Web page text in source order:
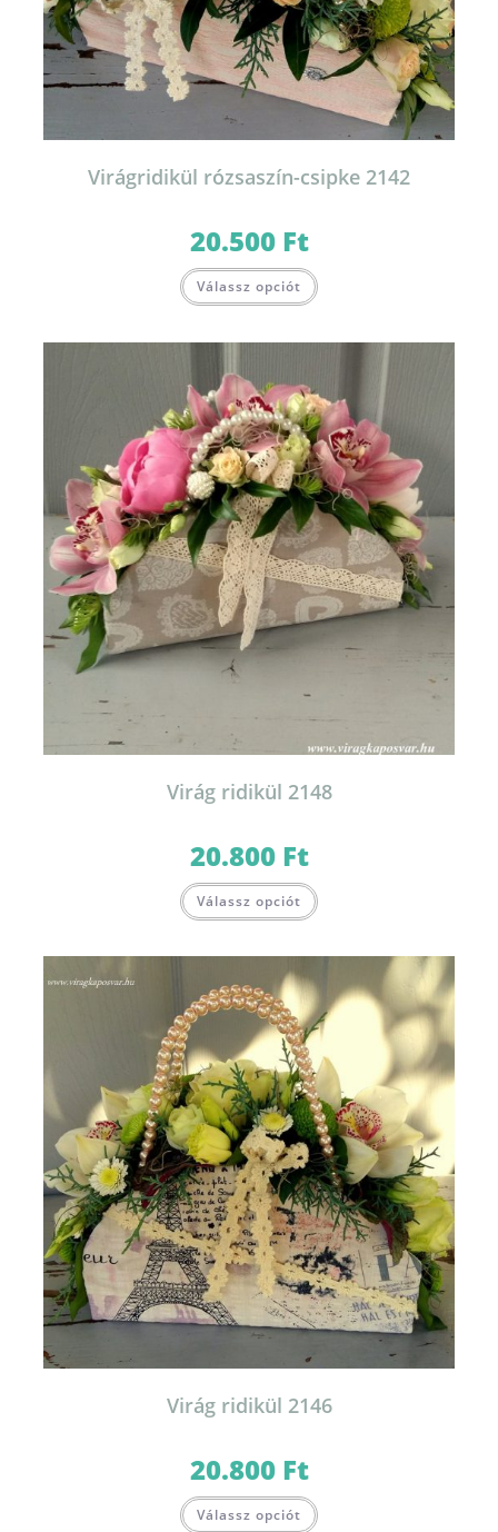
Virágridikül rózsaszín-csipke 2142
20.500 Ft
Válassz opciót
Virág ridikül 2148
20.800 Ft
Válassz opciót
Virág ridikül 2146
20.800 Ft
Válassz opciót